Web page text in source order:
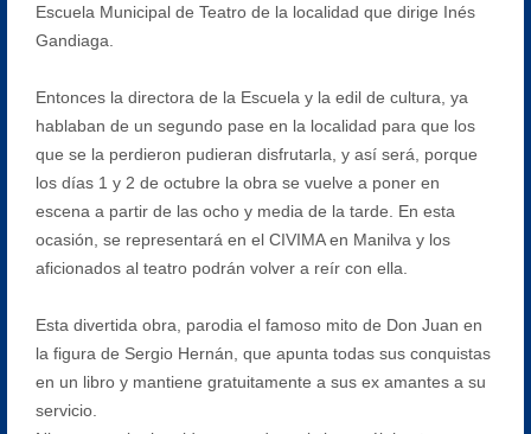
Escuela Municipal de Teatro de la localidad que dirige Inés
Gandiaga.
Entonces la directora de la Escuela y la edil de cultura, ya
hablaban de un segundo pase en la localidad para que los
que se la perdieron pudieran disfrutarla, y así será, porque
los días 1 y 2 de octubre la obra se vuelve a poner en
escena a partir de las ocho y media de la tarde. En esta
ocasión, se representará en el CIVIMA en Manilva y los
aficionados al teatro podrán volver a reír con ella.
Esta divertida obra, parodia el famoso mito de Don Juan en
la figura de Sergio Hernán, que apunta todas sus conquistas
en un libro y mantiene gratuitamente a sus ex amantes a su
servicio.